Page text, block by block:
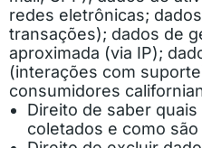
redes eletrônicas;
transações); dados de
aproximada (via IP);
(interações com
consumidores
Direito de saber
coletados e como